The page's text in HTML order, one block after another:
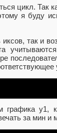
цикл. Так
я буду
так и
графика y1,
за мин и